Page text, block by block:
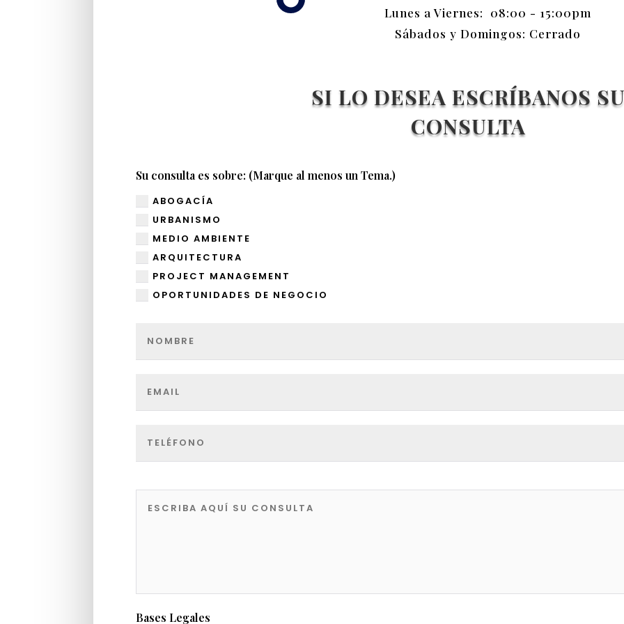
Lunes a Viernes: 08:00 - 15:00pm
Sábados y Domingos: Cerrado
SI LO DESEA ESCRÍBANOS
CONSULTA
Su consulta es sobre: (Marque al menos un Tema.)
ABOGACÍA
URBANISMO
MEDIO AMBIENTE
ARQUITECTURA
PROJECT MANAGEMENT
OPORTUNIDADES DE NEGOCIO
Bases Legales